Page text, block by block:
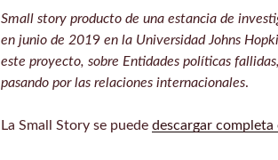
Small story producto de una estancia de
en junio de 2019 en la Universidad Johns
este proyecto, sobre Entidades políticas
pasando por las relaciones internacionales.
La Small Story se puede descargar